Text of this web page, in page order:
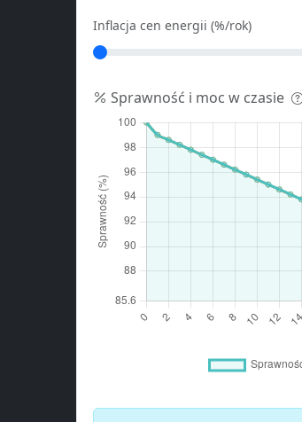
Inflacja cen energii (%/rok)
Sprawność i moc w czasie